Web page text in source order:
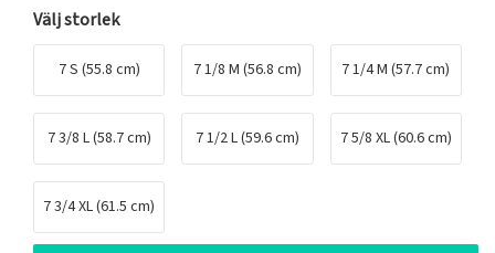
Välj storlek
7 S (55.8 cm) 7 1/8 M (56.8 cm) 7 1/4 M (57.7 cm)
7 3/8 L (58.7 cm) 7 1/2 L (59.6 cm) 7 5/8 XL (60.6 cm)
7 3/4 XL (61.5 cm)